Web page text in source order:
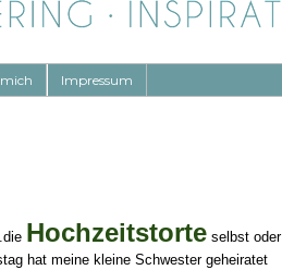
Impressum
Hochzeitstorte selbst oder
hat meine kleine Schwester geheiratet